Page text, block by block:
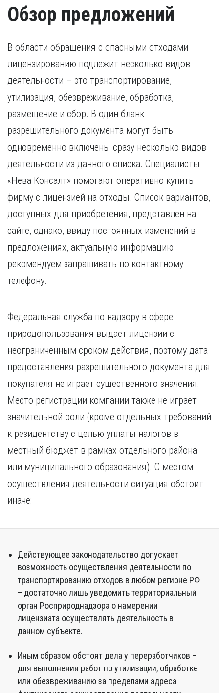
Обзор предложений
В области обращения с опасными отходами
лицензированию подлежит несколько видов
деятельности – это транспортирование,
утилизация, обезвреживание, обработка,
размещение и сбор. В один бланк
разрешительного документа могут быть
одновременно включены сразу несколько видов
деятельности из данного списка. Специалисты
«Нева Консалт» помогают оперативно купить
фирму с лицензией на отходы. Список вариантов,
доступных для приобретения, представлен на
сайте, однако, ввиду постоянных изменений в
предложениях, актуальную информацию
рекомендуем запрашивать по контактному
телефону.
Федеральная служба по надзору в сфере
природопользования выдает лицензии с
неограниченным сроком действия, поэтому дата
предоставления разрешительного документа для
покупателя не играет существенного значения.
Место регистрации компании также не играет
значительной роли (кроме отдельных требований
к резидентству с целью уплаты налогов в
местный бюджет в рамках отдельного района
или муниципального образования). С местом
осуществления деятельности ситуация обстоит
иначе:
Действующее законодательство допускает
возможность осуществления деятельности по
транспортированию отходов в любом регионе РФ
– достаточно лишь уведомить территориальный
орган Росприроднадзора о намерении
лицензиата осуществлять деятельность в
данном субъекте.
Иным образом обстоят дела у переработчиков –
для выполнения работ по утилизации, обработке
или обезвреживанию за пределами адреса